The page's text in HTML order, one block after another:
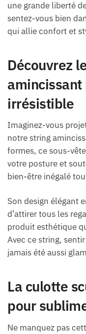
une grande liberté
sentez-vous bien
qui allie confort et
Découvrez
irrésistible
Imaginez-vous
notre string
formes, ce sous-
votre posture et
bien-être inégalé
Son design élégant
d’attirer tous les
produit esthétique
Avec ce string,
jamais été aussi
La culotte
pour
Ne manquez pas